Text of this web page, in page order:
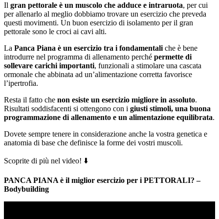
Il gran pettorale è un muscolo che adduce e intraruota, per cui
per allenarlo al meglio dobbiamo trovare un esercizio che preveda
questi movimenti. Un buon esercizio di isolamento per il gran
pettorale sono le croci ai cavi alti.
La Panca Piana è un esercizio tra i fondamentali che è bene
introdurre nel programma di allenamento perché permette di
sollevare carichi importanti, funzionali a stimolare una cascata
ormonale che abbinata ad un’alimentazione corretta favorisce
l’ipertrofia.
Resta il fatto che non esiste un esercizio migliore in assoluto.
Risultati soddisfacenti si ottengono con i giusti stimoli, una buona
programmazione di allenamento e un alimentazione equilibrata.
Dovete sempre tenere in considerazione anche la vostra genetica e
anatomia di base che definisce la forme dei vostri muscoli.
Scoprite di più nel video! ⬇️
PANCA PIANA è il miglior esercizio per i PETTORALI? –
Bodybuilding